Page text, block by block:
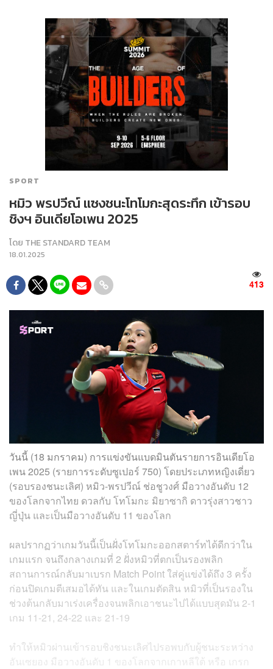
SPORT
หมิว พรปวีณ์ แซงชนะโทโมกะสุดระทึก เข้ารอบ
ชิงฯ อินเดียโอเพน 2025
โดย THE STANDARD TEAM
18.01.2025
413
วันนี้ (18 มกราคม) การแข่งขันแบดมินตันรายการอินเดียโอ
เพน 2025 (รายการระดับซูเปอร์ 750) โดยประเภทหญิงเดี่ยว
(รอบรองชนะเลิศ) หมิว-พรปวีณ์ ช่อชูวงศ์ มือวางอันดับ 12
ของโลกจากไทย ดวลกับ โทโมกะ มิยาซากิ ดาวรุ่งสาวชาว
ญี่ปุ่น และเป็นมือวางอันดับ 11 ของโลก
ผลปรากฏว่าเกมวันนี้เป็นฝั่งโทโมกะออกสตาร์ทได้ดีกว่าใน
เกมแรก จนถึงกลางเกมที่ 2 ฝั่งหมิวที่ตกเป็นรองพลิก
สถานการณ์กลับมาเบรก Match Point ใส่คู่แข่งได้ถึง 3 ครั้ง
ก่อนปิดเกมตีเสมอได้ทัน และในเกมตัดสิน หมิวที่เป็นรองใน
ช่วงต้นกลับมาเร่งเครื่องจนพลิกเอาชนะไปได้แบบสุดมัน 2-1
เกม 11-21, 24-22 และ 21-19
ทำให้หมิวผ่านเข้ารอบชิงชนะเลิศไปรอพบกับผู้ชนะระหว่าง
อันเซยอง มือวางอันดับ 1 ของโลกจากเกาหลีใต้ หรือ เกรก